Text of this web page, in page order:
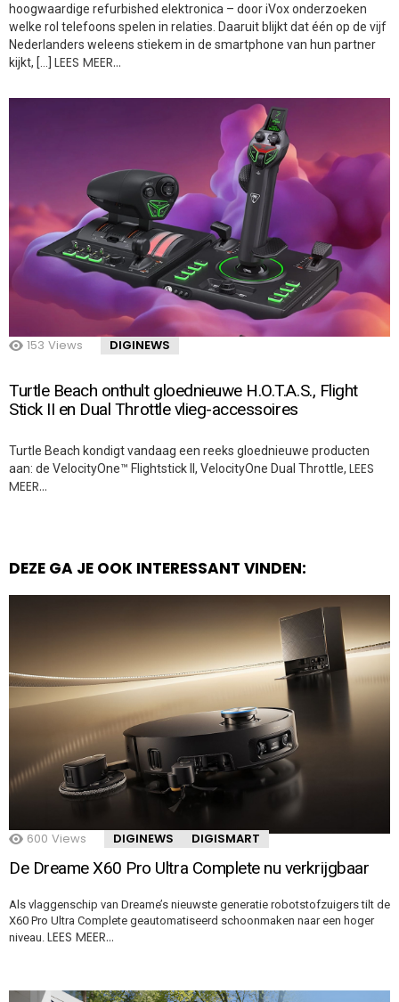
hoogwaardige refurbished elektronica – door iVox onderzoeken
welke rol telefoons spelen in relaties. Daaruit blijkt dat één op de vijf
Nederlanders weleens stiekem in de smartphone van hun partner
kijkt, […] LEES MEER…
153 Views DIGINEWS
Turtle Beach onthult gloednieuwe H.O.T.A.S., Flight
Stick II en Dual Throttle vlieg-accessoires
Turtle Beach kondigt vandaag een reeks gloednieuwe producten
aan: de VelocityOne™ Flightstick II, VelocityOne Dual Throttle, LEES
MEER…
DEZE GA JE OOK INTERESSANT VINDEN:
600 Views DIGINEWS DIGISMART
De Dreame X60 Pro Ultra Complete nu verkrijgbaar
Als vlaggenschip van Dreame’s nieuwste generatie robotstofzuigers tilt de
X60 Pro Ultra Complete geautomatiseerd schoonmaken naar een hoger
niveau. LEES MEER…